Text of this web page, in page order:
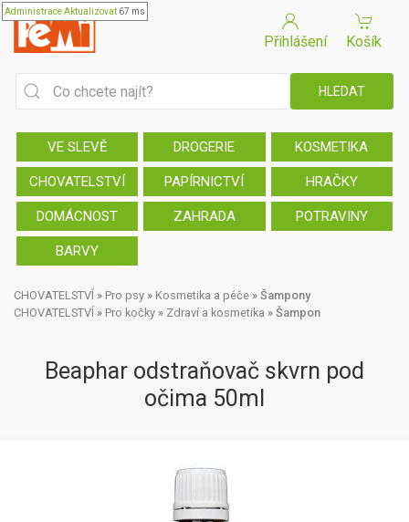
AdministraceAktualizovat 67 ms
Přihlášení Košík
VE SLEVĚ DROGERIE KOSMETIKA
CHOVATELSTVÍ PAPÍRNICTVÍ HRAČKY
DOMÁCNOST ZAHRADA POTRAVINY
BARVY
CHOVATELSTVÍ » Pro psy » Kosmetika a péče » Šampony
CHOVATELSTVÍ » Pro kočky » Zdraví a kosmetika » Šampon
Beaphar odstraňovač skvrn pod
očima 50ml